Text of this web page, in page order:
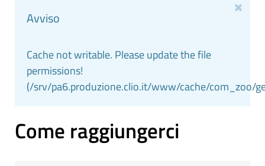
Avviso
Cache not writable. Please update the file
permissions!
(/srv/pa6.produzione.clio.it/www/cache/com_zoo/
Come raggiungerci